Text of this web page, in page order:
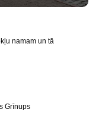
namam un tā
Grīnups